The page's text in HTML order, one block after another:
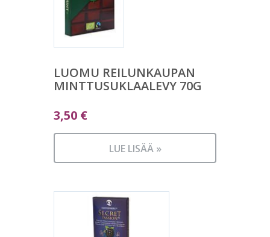
LUOMU REILUNKAUPAN
MINTTUSUKLAALEVY 70G
3,50 €
LUE LISÄÄ »